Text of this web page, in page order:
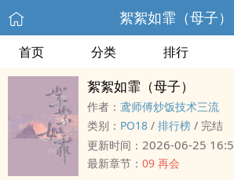
絮絮如霏（母子）
首页 分类 排行
絮絮如霏（母子）
作者： 鸢师傅炒饭技术三流
类别： ‍‎‎P‌O‎‍1‍‎8‎‍‌ / 排行榜 / 完结
更新时间： 2026-06-25
最新章节： 09 再会